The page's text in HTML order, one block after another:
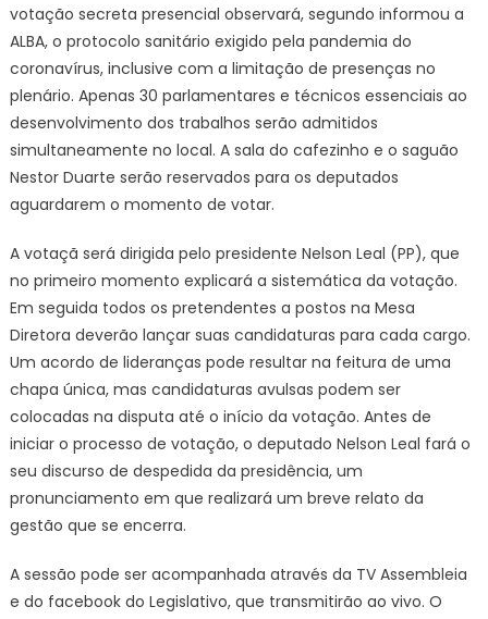
votação secreta presencial observará, segundo informou a
ALBA, o protocolo sanitário exigido pela pandemia do
coronavírus, inclusive com a limitação de presenças no
plenário. Apenas 30 parlamentares e técnicos essenciais ao
desenvolvimento dos trabalhos serão admitidos
simultaneamente no local. A sala do cafezinho e o saguão
Nestor Duarte serão reservados para os deputados
aguardarem o momento de votar.
A votaçã será dirigida pelo presidente Nelson Leal (PP), que
no primeiro momento explicará a sistemática da votação.
Em seguida todos os pretendentes a postos na Mesa
Diretora deverão lançar suas candidaturas para cada cargo.
Um acordo de lideranças pode resultar na feitura de uma
chapa única, mas candidaturas avulsas podem ser
colocadas na disputa até o início da votação. Antes de
iniciar o processo de votação, o deputado Nelson Leal fará o
seu discurso de despedida da presidência, um
pronunciamento em que realizará um breve relato da
gestão que se encerra.
A sessão pode ser acompanhada através da TV Assembleia
e do facebook do Legislativo, que transmitirão ao vivo. O